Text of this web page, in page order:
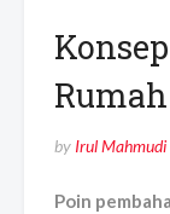
by Irul Mahmudi
Poin